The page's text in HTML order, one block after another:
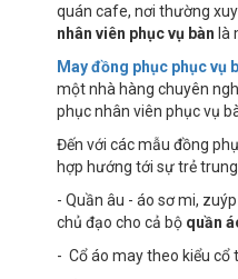
quán cafe, nơi thường
nhân viên phục vụ bàn là
May đồng phục phục vụ
một nhà hàng chuyên
phục nhân viên phục vụ
Đến với các mẫu đồng
hợp hướng tới sự trẻ
- Quần âu - áo sơ mi,
chủ đạo cho cả bộ quần
- Cổ áo may theo kiểu cổ